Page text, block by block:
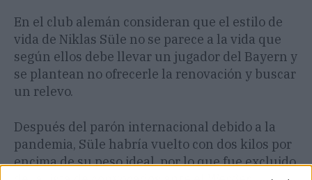
En el club alemán consideran que el estilo de
vida de Niklas Süle no se parece a la vida que
según ellos debe llevar un jugador del Bayern y
se plantean no ofrecerle la renovación y buscar
un relevo.
Después del parón internacional debido a la
pandemia, Süle habría vuelto con dos kilos por
encima de su peso ideal, por lo que fue excluido